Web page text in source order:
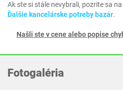
Ak ste si stále nevybrali, pozrite sa
Ďalšie kancelárske potreby bazár.
Našli ste v cene alebo popise
Fotogaléria